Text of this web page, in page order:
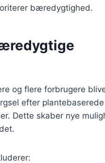
bæredygtighed.
og flere forbrugere
efter plantebaserede
Dette skaber nye